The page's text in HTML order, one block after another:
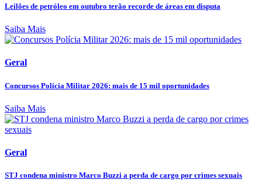
Leilões de petróleo em outubro terão recorde de áreas em disputa
Saiba Mais
Geral
Concursos Polícia Militar 2026: mais de 15 mil oportunidades
Saiba Mais
Geral
STJ condena ministro Marco Buzzi a perda de cargo por crimes sexuais